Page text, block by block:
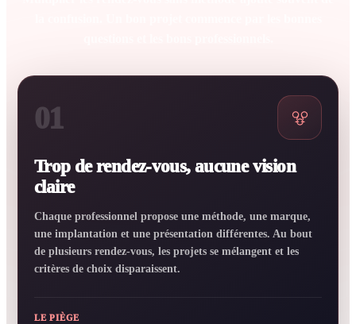
01
Trop de rendez-vous, aucune vision
claire
Chaque professionnel propose une méthode, une marque,
une implantation et une présentation différentes. Au bout
de plusieurs rendez-vous, les projets se mélangent et les
critères de choix disparaissent.
LE PIÈGE